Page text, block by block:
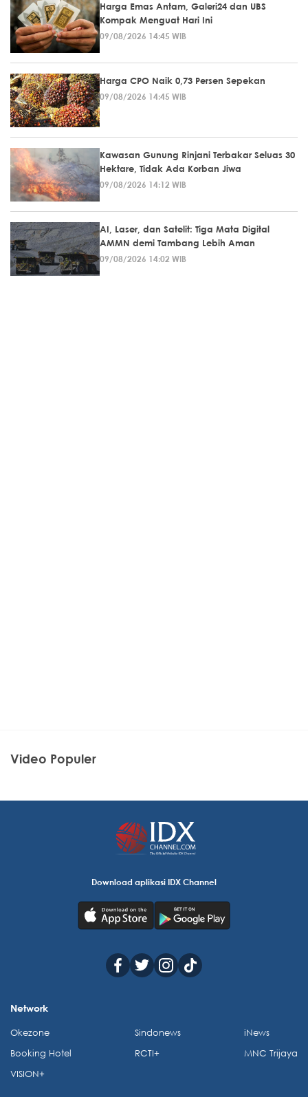
Harga Emas Antam, Galeri24 dan UBS
Kompak Menguat Hari Ini
09/08/2026 14:45 WIB
Harga CPO Naik 0,73 Persen Sepekan
09/08/2026 14:45 WIB
Kawasan Gunung Rinjani Terbakar Seluas 30
Hektare, Tidak Ada Korban Jiwa
09/08/2026 14:12 WIB
AI, Laser, dan Satelit: Tiga Mata Digital
AMMN demi Tambang Lebih Aman
09/08/2026 14:02 WIB
Video Populer
Download aplikasi IDX Channel
Network
Okezone
Booking Hotel
VISION+
Sindonews
RCTI+
iNews
MNC Trijaya